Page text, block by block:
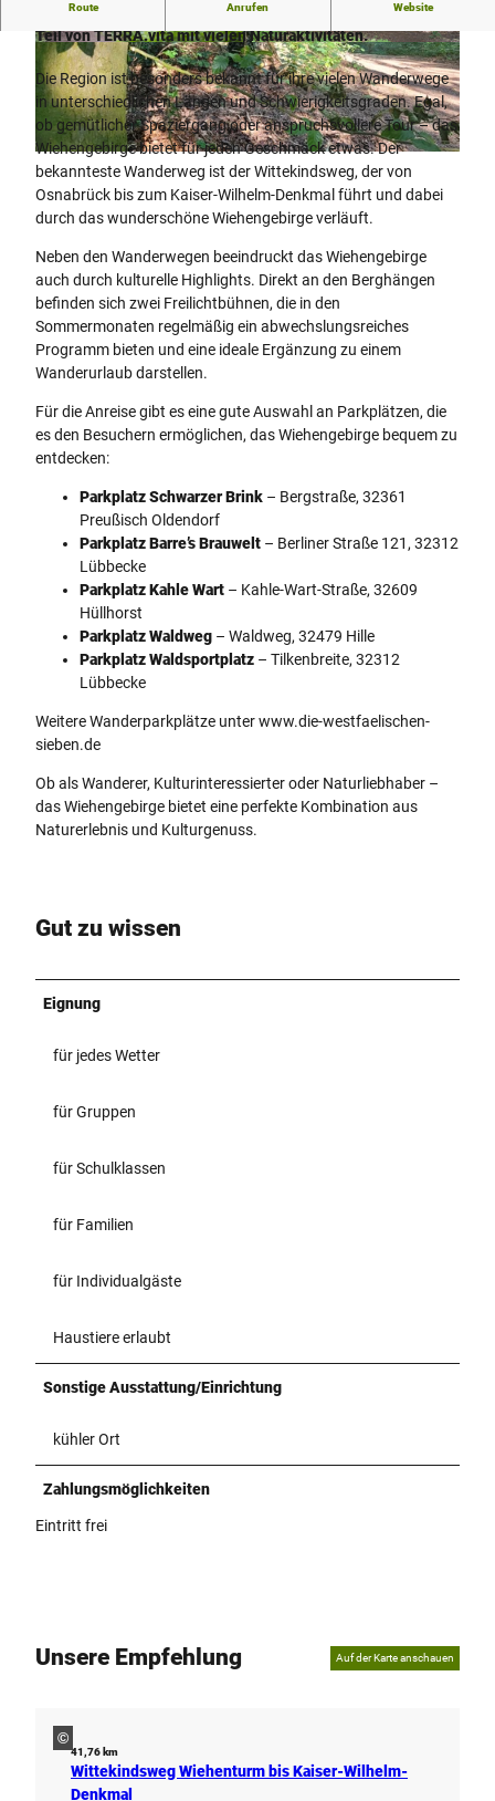
© Oliver Krato © Oliver Krato |CC-BY-SA
Route Anrufen Website
Wiehengebirge: UNESCO-Geopark, beliebt bei Wanderern,
Teil von TERRA.vita mit vielen Naturaktivitäten.
Die Region ist besonders bekannt für ihre vielen Wanderwege
in unterschiedlichen Längen und Schwierigkeitsgraden. Egal,
ob gemütlicher Spaziergang oder anspruchsvollere Tour – das
Wiehengebirge bietet für jeden Geschmack etwas. Der
bekannteste Wanderweg ist der Wittekindsweg, der von
Osnabrück bis zum Kaiser-Wilhelm-Denkmal führt und dabei
durch das wunderschöne Wiehengebirge verläuft.
Neben den Wanderwegen beeindruckt das Wiehengebirge
auch durch kulturelle Highlights. Direkt an den Berghängen
befinden sich zwei Freilichtbühnen, die in den
Sommermonaten regelmäßig ein abwechslungsreiches
Programm bieten und eine ideale Ergänzung zu einem
Wanderurlaub darstellen.
Für die Anreise gibt es eine gute Auswahl an Parkplätzen, die
es den Besuchern ermöglichen, das Wiehengebirge bequem zu
entdecken:
Parkplatz Schwarzer Brink – Bergstraße, 32361
Preußisch Oldendorf
Parkplatz Barre’s Brauwelt – Berliner Straße 121, 32312
Lübbecke
Parkplatz Kahle Wart – Kahle-Wart-Straße, 32609
Hüllhorst
Parkplatz Waldweg – Waldweg, 32479 Hille
Parkplatz Waldsportplatz – Tilkenbreite, 32312
Lübbecke
Weitere Wanderparkplätze unter www.die-westfaelischen-
sieben.de
Ob als Wanderer, Kulturinteressierter oder Naturliebhaber –
das Wiehengebirge bietet eine perfekte Kombination aus
Naturerlebnis und Kulturgenuss.
Gut zu wissen
Eignung
für jedes Wetter
für Gruppen
für Schulklassen
für Familien
für Individualgäste
Haustiere erlaubt
Sonstige Ausstattung/Einrichtung
kühler Ort
Zahlungsmöglichkeiten
Eintritt frei
Unsere Empfehlung Auf der Karte anschauen
©
41,76 km
Wittekindsweg Wiehenturm bis Kaiser-Wilhelm-
Denkmal